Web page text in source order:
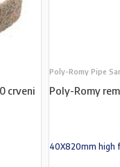
crveni
Poly-Romy Pipe
Poly-Romy
40X820mm high